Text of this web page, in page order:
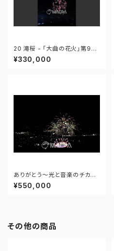
20 滝桜 - 「大曲の花火」第96
回全国花火競技大会 - 172558
419995110
¥330,000
ありがとう～光と音楽のチカラ
～ - 大曲の花火―春の章―「新
作花火コレクション2024 世界
¥550,000
その他の商品